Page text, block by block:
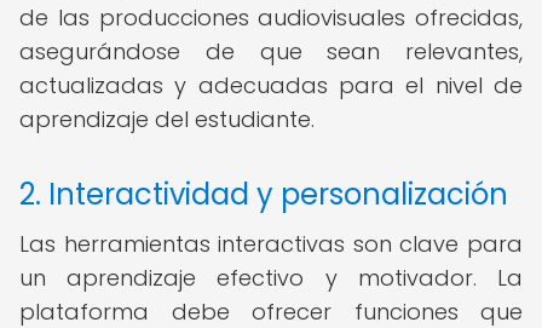
de las producciones audiovisuales ofrecidas,
asegurándose de que sean relevantes,
actualizadas y adecuadas para el nivel de
aprendizaje del estudiante.
2. Interactividad y personalización
Las herramientas interactivas son clave para
un aprendizaje efectivo y motivador. La
plataforma debe ofrecer funciones que